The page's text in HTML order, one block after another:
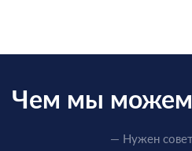
Чем мы можем
— Нужен